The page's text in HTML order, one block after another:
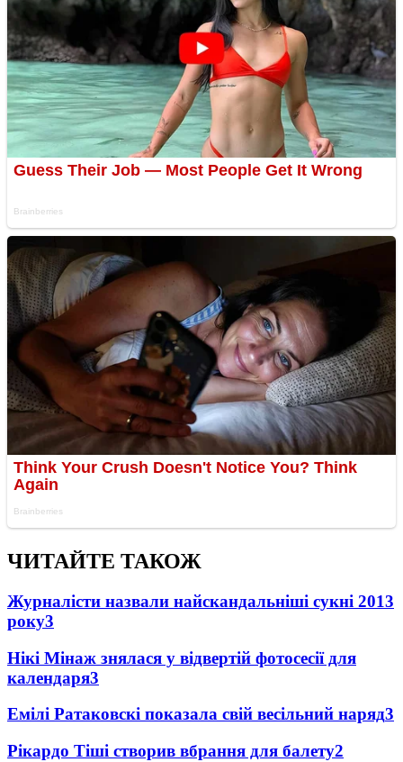
ЧИТАЙТЕ ТАКОЖ
Журналісти назвали найскандальніші сукні 2013
року3
Нікі Мінаж знялася у відвертій фотосесії для
календаря3
Емілі Ратаковскі показала свій весільний наряд3
Рікардо Тіші створив вбрання для балету2